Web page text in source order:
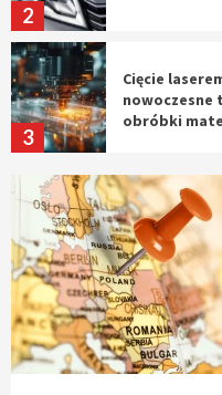
2
3
Cięcie
nowoczesne
obróbki
4
Czy sztuczna
geodety w
5
Tworzenie
powstają